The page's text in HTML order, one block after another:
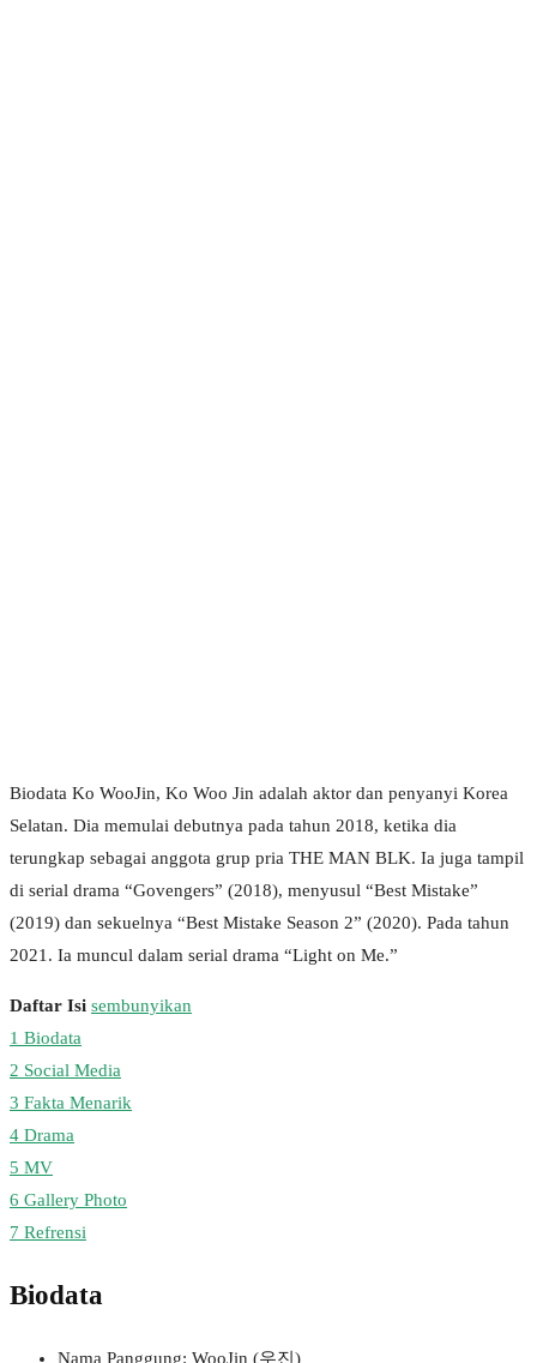
Biodata Ko WooJin, Ko Woo Jin adalah aktor dan penyanyi Korea
Selatan. Dia memulai debutnya pada tahun 2018, ketika dia
terungkap sebagai anggota grup pria THE MAN BLK. Ia juga tampil
di serial drama “Govengers” (2018), menyusul “Best Mistake”
(2019) dan sekuelnya “Best Mistake Season 2” (2020). Pada tahun
2021. Ia muncul dalam serial drama “Light on Me.”
Daftar Isi sembunyikan
1 Biodata
2 Social Media
3 Fakta Menarik
4 Drama
5 MV
6 Gallery Photo
7 Refrensi
Biodata
Nama Panggung: WooJin (우진)